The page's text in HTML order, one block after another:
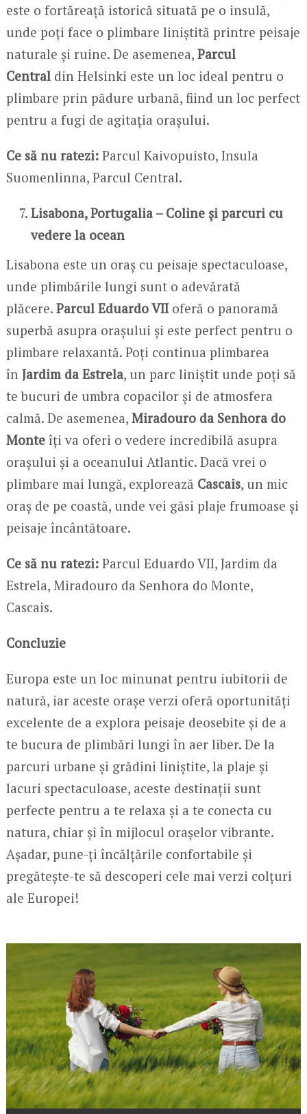
este o fortăreață istorică situată pe o insulă,
unde poți face o plimbare liniștită printre peisaje
naturale și ruine. De asemenea, Parcul
Centraldin Helsinki este un loc ideal pentru o
plimbare prin pădure urbană, fiind un loc perfect
pentru a fugi de agitația orașului.
Ce să nu ratezi:Parcul Kaivopuisto, Insula
Suomenlinna, Parcul Central.
Lisabona, Portugalia – Coline și parcuri cu
vedere la ocean
Lisabona este un oraș cu peisaje spectaculoase,
unde plimbările lungi sunt o adevărată
plăcere. Parcul Eduardo VIIoferă o panoramă
superbă asupra orașului și este perfect pentru o
plimbare relaxantă. Poți continua plimbarea
în Jardim da Estrela, un parc liniștit unde poți să
te bucuri de umbra copacilor și de atmosfera
calmă. De asemenea, Miradouro da Senhora do
Monteîți va oferi o vedere incredibilă asupra
orașului și a oceanului Atlantic. Dacă vrei o
plimbare mai lungă, explorează Cascais, un mic
oraș de pe coastă, unde vei găsi plaje frumoase și
peisaje încântătoare.
Ce să nu ratezi:Parcul Eduardo VII, Jardim da
Estrela, Miradouro da Senhora do Monte,
Cascais.
Concluzie
Europa este un loc minunat pentru iubitorii de
natură, iar aceste orașe verzi oferă oportunități
excelente de a explora peisaje deosebite și de a
te bucura de plimbări lungi în aer liber. De la
parcuri urbane și grădini liniștite, la plaje și
lacuri spectaculoase, aceste destinații sunt
perfecte pentru a te relaxa și a te conecta cu
natura, chiar și în mijlocul orașelor vibrante.
Așadar, pune-ți încălțările confortabile și
pregătește-te să descoperi cele mai verzi colțuri
ale Europei!